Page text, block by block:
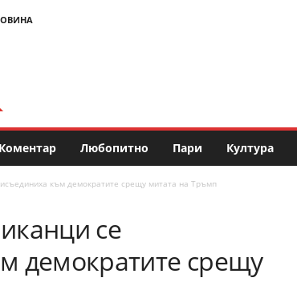
Коментар Любопитно Пари Култура
към демократите срещу митата на Тръмп
се
демократите срещу